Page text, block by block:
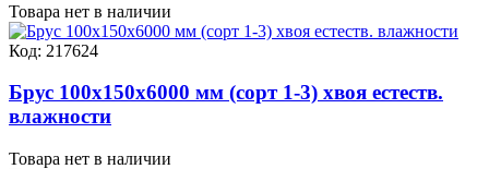
Товара нет в наличии
Код: 217624
Брус 100х150х6000 мм (сорт 1-3) хвоя естеств.
влажности
Товара нет в наличии